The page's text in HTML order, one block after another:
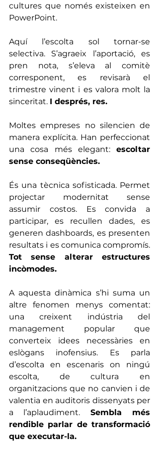
cultures que només existeixen en
PowerPoint.
Aquí l’escolta sol tornar-se
selectiva. S’agraeix l’aportació, es
pren nota, s’eleva al comitè
corresponent, es revisarà el
trimestre vinent i es valora molt la
sinceritat. I després, res.
Moltes empreses no silencien de
manera explícita. Han perfeccionat
una cosa més elegant: escoltar
sense conseqüències.
És una tècnica sofisticada. Permet
projectar modernitat sense
assumir costos. Es convida a
participar, es recullen dades, es
generen dashboards, es presenten
Tot sense alterar estructures
incòmodes.
A aquesta dinàmica s’hi suma un
altre fenomen menys comentat:
una creixent indústria del
management popular que
converteix idees necessàries en
eslògans inofensius. Es parla
d’escolta en escenaris on ningú
escolta, de cultura en
organitzacions que no canvien i de
valentia en auditoris dissenyats per
a l’aplaudiment. Sembla més
rendible parlar de transformació
que executar-la.